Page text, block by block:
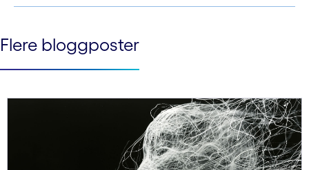
See more See less
Flere bloggposter